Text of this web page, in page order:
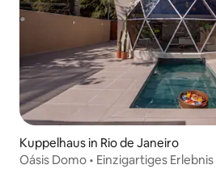
Kuppelhaus in Rio de Janeiro
Oásis Domo • Einzigartiges Erlebnis